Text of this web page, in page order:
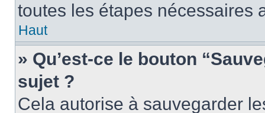
toutes les étapes nécessaires
Haut
» Qu’est-ce le bouton
sujet ?
Cela autorise à sauvegarder